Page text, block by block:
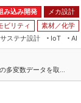
み込み開発 メカ設計
ビリティ 素材／化学
サステナ設計
IoT
AI
JIMTOF つな
多変数データを取...